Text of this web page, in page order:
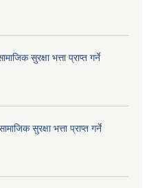
सुरक्षा भत्ता प्राप्त गर्ने
सुरक्षा भत्ता प्राप्त गर्ने